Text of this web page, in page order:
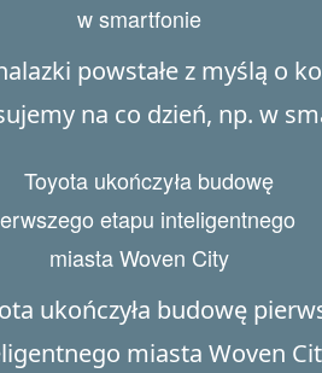
powstałe z myślą o
na co dzień, np. w
ukończyła budowę
miasta Woven